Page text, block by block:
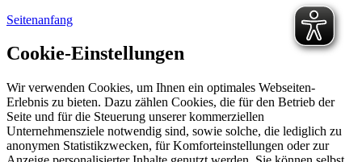
Seitenanfang
Cookie-Einstellungen
Wir verwenden Cookies, um Ihnen ein optimales Webseiten-
Erlebnis zu bieten. Dazu zählen Cookies, die für den Betrieb der
Seite und für die Steuerung unserer kommerziellen
Unternehmensziele notwendig sind, sowie solche, die lediglich zu
anonymen Statistikzwecken, für Komforteinstellungen oder zur